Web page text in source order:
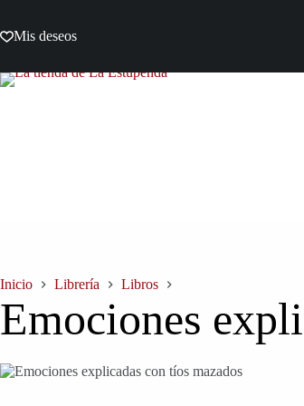
contenido
Mis deseos
Inicio Librería Libros
Emociones